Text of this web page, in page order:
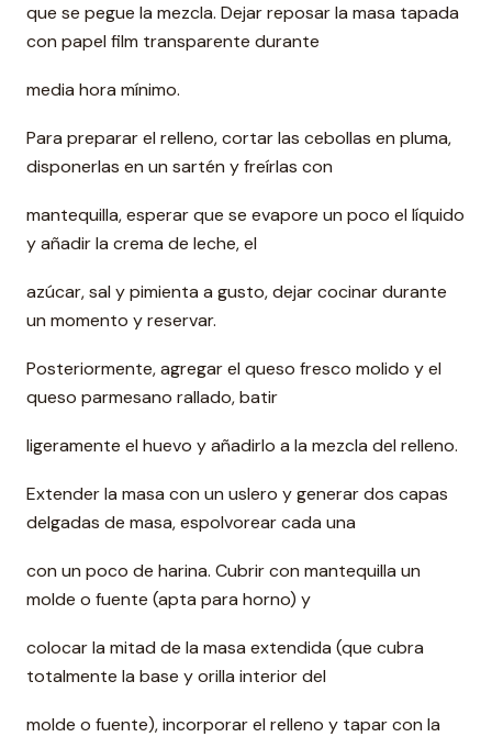
que se pegue la mezcla. Dejar reposar la masa tapada
con papel film transparente durante
media hora mínimo.
Para preparar el relleno, cortar las cebollas en pluma,
disponerlas en un sartén y freírlas con
mantequilla, esperar que se evapore un poco el líquido
y añadir la crema de leche, el
azúcar, sal y pimienta a gusto, dejar cocinar durante
un momento y reservar.
Posteriormente, agregar el queso fresco molido y el
queso parmesano rallado, batir
ligeramente el huevo y añadirlo a la mezcla del relleno.
Extender la masa con un uslero y generar dos capas
delgadas de masa, espolvorear cada una
con un poco de harina. Cubrir con mantequilla un
molde o fuente (apta para horno) y
colocar la mitad de la masa extendida (que cubra
totalmente la base y orilla interior del
molde o fuente), incorporar el relleno y tapar con la